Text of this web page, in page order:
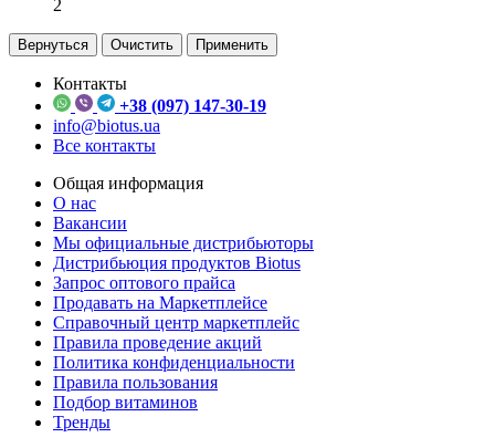
2
Вернуться Очистить Применить
Контакты
+38 (097) 147-30-19
info@biotus.ua
Все контакты
Общая информация
О нас
Вакансии
Мы официальные дистрибьюторы
Дистрибьюция продуктов Biotus
Запрос оптового прайса
Продавать на Маркетплейсе
Справочный центр маркетплейс
Правила проведение акций
Политика конфиденциальности
Правила пользования
Подбор витаминов
Тренды